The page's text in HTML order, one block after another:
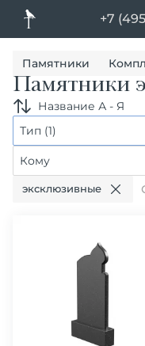
+7
Памятники
Памятники
Название А - Я
Тип (1)
Кому
эксклюзивные